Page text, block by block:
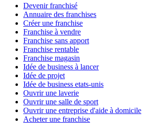
Devenir franchisé
Annuaire des franchises
Créer une franchise
Franchise à vendre
Franchise sans apport
Franchise rentable
Franchise magasin
Idée de business à lancer
Idée de projet
Idée de business etats-unis
Ouvrir une laverie
Ouvrir une salle de sport
Ouvrir une entreprise d'aide à domicile
Acheter une franchise